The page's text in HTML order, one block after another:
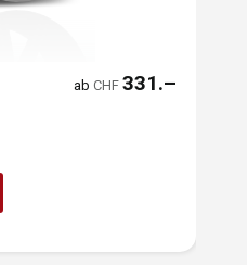
abCHF 331.–